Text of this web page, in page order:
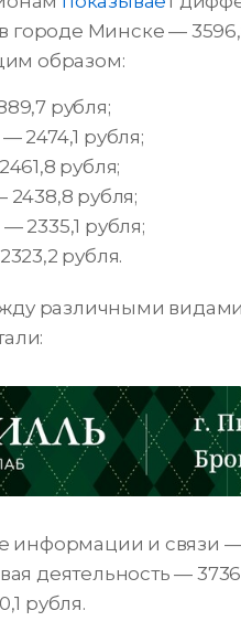
Минске —
образом:
рубля;
2474,1 рубля;
рубля;
2438,8 рубля;
2335,1 рубля;
рубля.
различными
информации и связи —
деятельность —
рубля.